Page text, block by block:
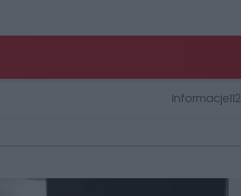
Informacje112